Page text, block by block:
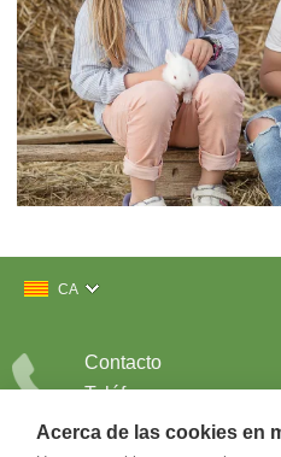
Acerca de las cookies en
CA
Contacto
Teléfono
686.226.404